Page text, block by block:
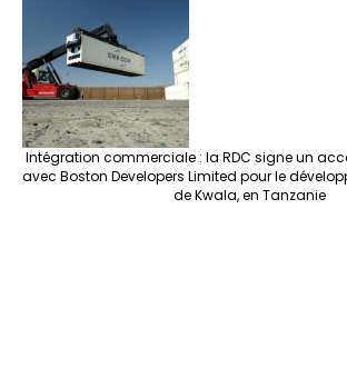
Intégration commerciale : la RDC signe un
avec Boston Developers Limited pour le
de Kwala, en Tanzanie